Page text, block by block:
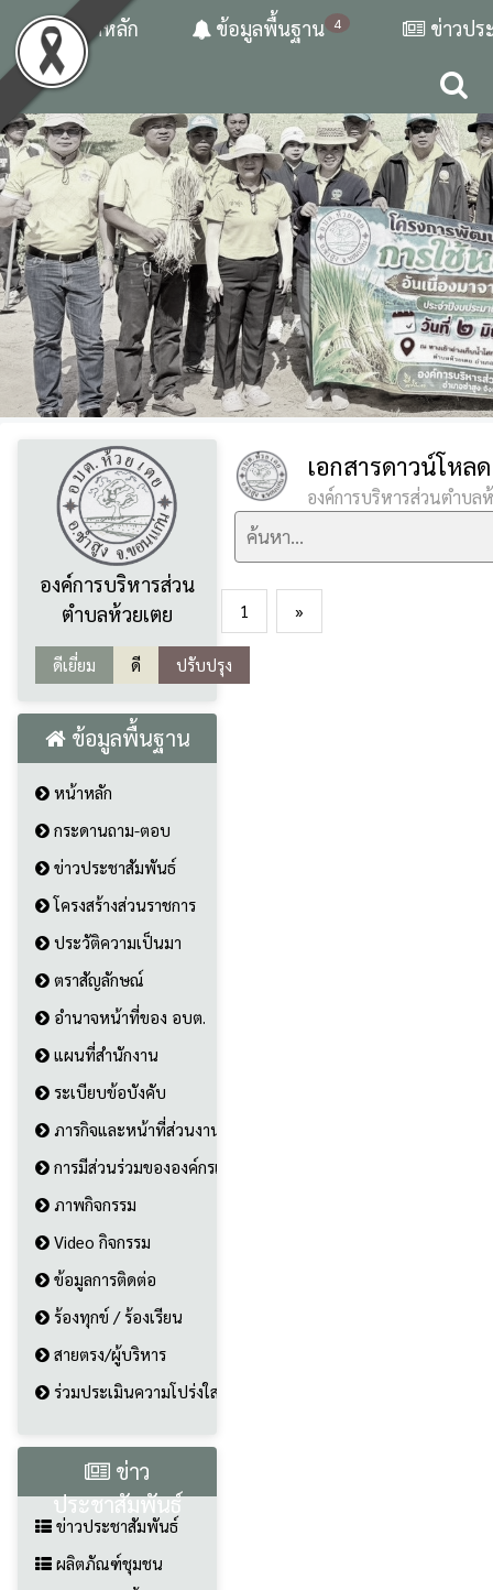
หน้าหลัก 4
ข้อมูลพื้นฐาน ข่าวป
องค์การบริหารส่วน
ตำบลห้วยเตย
ดีเยี่ยม ดี ปรับปรุง
ข้อมูลพื้นฐาน
หน้าหลัก
กระดานถาม-ตอบ
ข่าวประชาสัมพันธ์
โครงสร้างส่วนราชการ
ประวัติความเป็นมา
ตราสัญลักษณ์
อำนาจหน้าที่ของ อบต.
แผนที่สำนักงาน
ระเบียบข้อบังคับ
ภารกิจและหน้าที่ส่วนงาน
การมีส่วนร่วมขององค์กรและประชาชน
ภาพกิจกรรม
Video กิจกรรม
ข้อมูลการติดต่อ
ร้องทุกข์ / ร้องเรียน
สายตรง/ผู้บริหาร
ร่วมประเมินความโปร่งใส
ข่าว
ประชาสัมพันธ์
ข่าวประชาสัมพันธ์
ผลิตภัณฑ์ชุมชน
เอกสารดาวน์โหล
องค์การบริหารส่วนตำบล
1 »